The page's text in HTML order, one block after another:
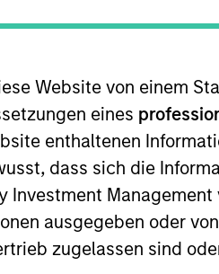
Website von einem
eines
enthaltenen
dass sich die
Investment
ausgegeben oder
zugelassen sind
Investment Approach
Strategyinvests in
the US. The
opportunities tend